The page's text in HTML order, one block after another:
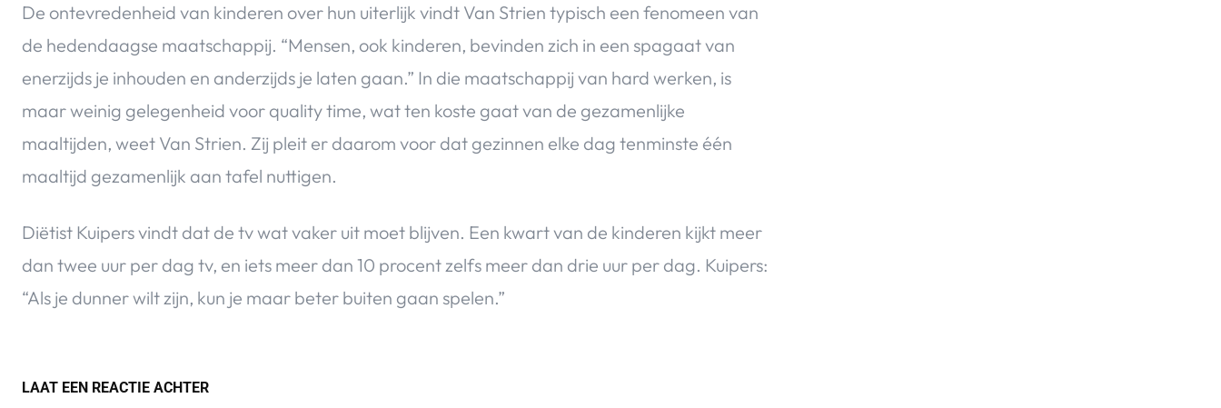
De ontevredenheid van kinderen over hun uiterlijk vindt Van Strien typisch een fenomeen van
de hedendaagse maatschappij. “Mensen, ook kinderen, bevinden zich in een spagaat van
enerzijds je inhouden en anderzijds je laten gaan.” In die maatschappij van hard werken, is
maar weinig gelegenheid voor quality time, wat ten koste gaat van de gezamenlijke
maaltijden, weet Van Strien. Zij pleit er daarom voor dat gezinnen elke dag tenminste één
maaltijd gezamenlijk aan tafel nuttigen.
Diëtist Kuipers vindt dat de tv wat vaker uit moet blijven. Een kwart van de kinderen kijkt meer
dan twee uur per dag tv, en iets meer dan 10 procent zelfs meer dan drie uur per dag. Kuipers:
“Als je dunner wilt zijn, kun je maar beter buiten gaan spelen.”
LAAT EEN REACTIE ACHTER